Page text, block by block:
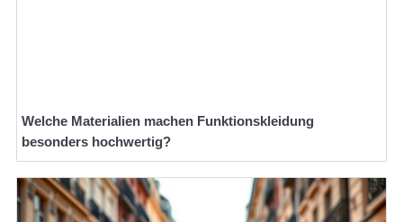
Welche Materialien machen Funktionskleidung
besonders hochwertig?